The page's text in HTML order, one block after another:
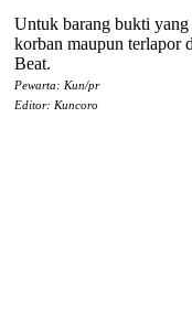
Untuk barang bukti yang
korban maupun terlapor
Beat.
Pewarta: Kun/pr
Editor: Kuncoro